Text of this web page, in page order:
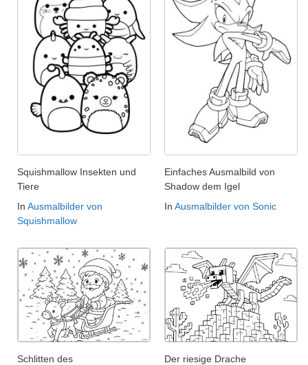
Squishmallow Insekten und
Tiere
In Ausmalbilder von
Squishmallow
Einfaches Ausmalbild von
Shadow dem Igel
In Ausmalbilder von Sonic
Schlitten des
Der riesige Drache